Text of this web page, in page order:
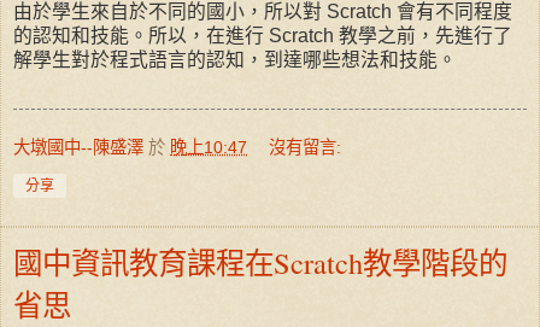
由於學生來自於不同的國小，所以對 Scratch 會有不同程度
的認知和技能。所以，在進行 Scratch 教學之前，先進行了
解學生對於程式語言的認知，到達哪些想法和技能。
大墩國中--陳盛澤 於 晚上10:47 沒有留言:
分享
國中資訊教育課程在Scratch教學階段的
省思